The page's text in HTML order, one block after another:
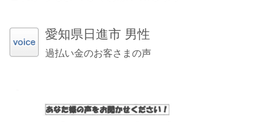
愛知県日進市 男性
過払い金のお客さまの声